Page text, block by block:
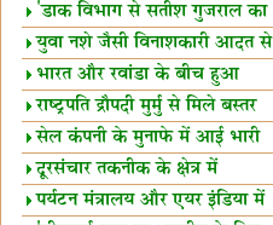
शैक्षिक सत्र शुरू
'डाक विभाग से सतीश गुजराल का
रिश्ता गहरा'
युवा नशे जैसी विनाशकारी आदत से
दूर रहें-मोदी
भारत और रवांडा के बीच हुआ
व्यापार विस्तार
राष्ट्रपति द्रौपदी मुर्मु से मिले बस्तर
के प्रतिनिधि
सेल कंपनी के मुनाफे में आई भारी
उछाल!
दूरसंचार तकनीक के क्षेत्र में
उत्कृष्टता पुरस्कार
पर्यटन मंत्रालय और एयर इंडिया में